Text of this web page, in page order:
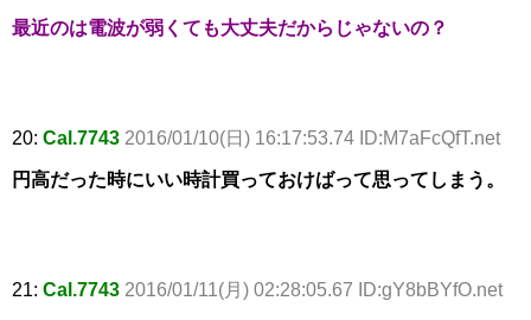
最近のは電波が弱くても大丈夫だからじゃないの？
20: Cal.7743 2016/01/10(日) 16:17:53.74 ID:M7aFcQfT.net
円高だった時にいい時計買っておけばって思ってしまう。
21: Cal.7743 2016/01/11(月) 02:28:05.67 ID:gY8bBYfO.net